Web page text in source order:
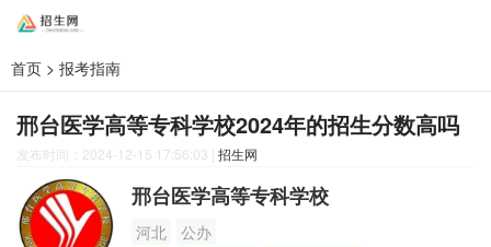
首页 > 报考指南
邢台医学高等专科学校2024年的招生分数高吗
发布时间：2024-12-15 17:56:03 | 招生网
邢台医学高等专科学校
河北
公办